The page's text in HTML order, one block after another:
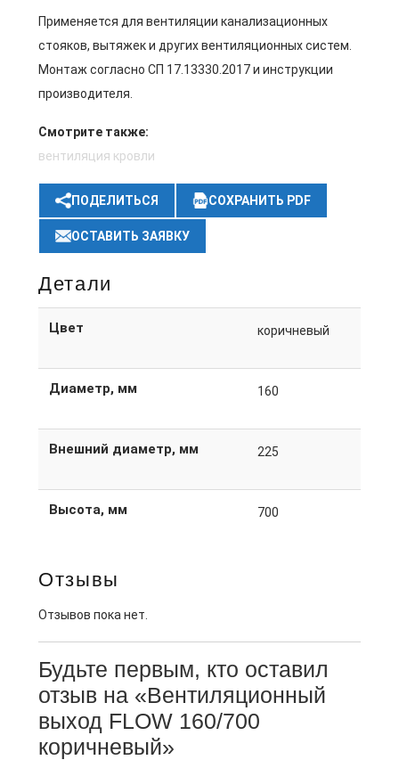
Применяется для вентиляции канализационных
стояков, вытяжек и других вентиляционных систем.
Монтаж согласно СП 17.13330.2017 и инструкции
производителя.
Смотрите также:
вентиляция кровли
ПОДЕЛИТЬСЯ СОХРАНИТЬ PDF
ОСТАВИТЬ ЗАЯВКУ
Детали
Цвет коричневый
Диаметр, мм 160
Внешний диаметр, мм 225
Высота, мм 700
Отзывы
Отзывов пока нет.
Будьте первым, кто оставил
отзыв на «Вентиляционный
выход FLOW 160/700
коричневый»